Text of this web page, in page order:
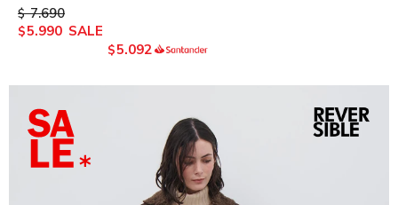
$ 7.690
$5.990
$5.092